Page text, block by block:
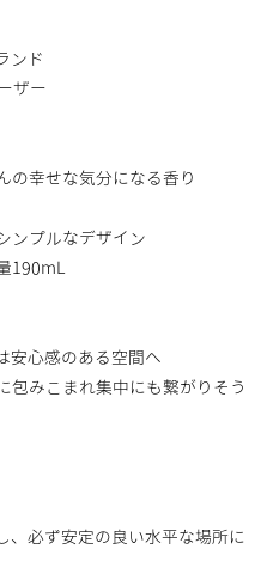
ンド
ザー
の幸せな気分になる香り
ンプルなデザイン
190mL
安心感のある空間へ
包みこまれ集中にも繋がりそう
必ず安定の良い水平な場所に